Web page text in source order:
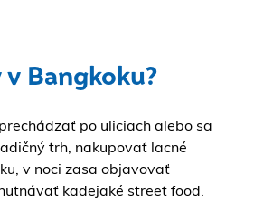
v Bangkoku?
po uliciach alebo sa
trh, nakupovať lacné
v noci zasa objavovať
kadejaké street food.